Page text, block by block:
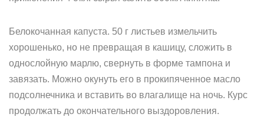
Белокочанная капуста. 50 г листьев измельчить
хорошенько, но не превращая в кашицу, сложить в
однослойную марлю, свернуть в форме тампона и
завязать. Можно окунуть его в прокипяченное масло
подсолнечника и вставить во влагалище на ночь. Курс
продолжать до окончательного выздоровления.